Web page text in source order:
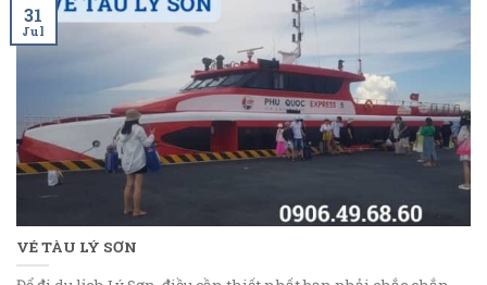
VÉ TÀU LÝ SƠN
31
Jul